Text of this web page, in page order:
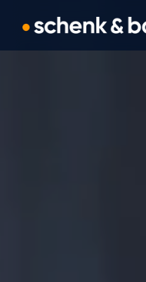
Navigation überspringen